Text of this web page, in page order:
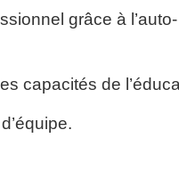
grâce à l’auto-
capacités de